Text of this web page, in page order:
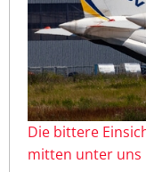
Die bittere
mitten unter uns